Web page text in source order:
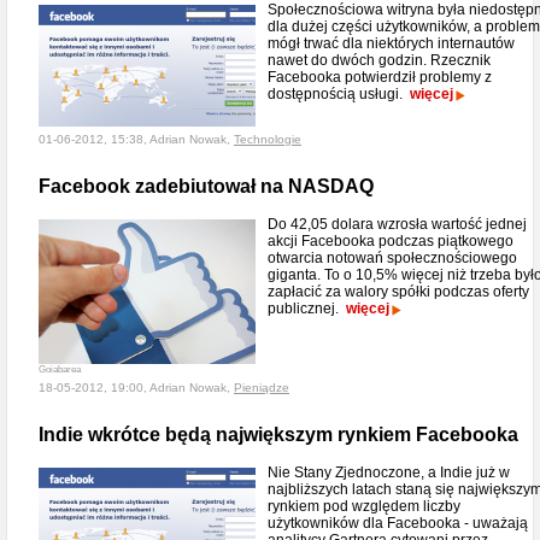
Społecznościowa witryna była
dla dużej części użytkowników, a problem
mógł trwać dla niektórych internautów
nawet do dwóch godzin. Rzecznik
Facebooka potwierdził problemy z
dostępnością usługi. więcej
01-06-2012, 15:38, Adrian Nowak, Technologie
Facebook zadebiutował na NASDAQ
Goiabarea
Do 42,05 dolara wzrosła wartość jednej
akcji Facebooka podczas piątkowego
otwarcia notowań społecznościowego
giganta. To o 10,5% więcej niż trzeba
zapłacić za walory spółki podczas oferty
publicznej. więcej
18-05-2012, 19:00, Adrian Nowak, Pieniądze
Indie wkrótce będą największym rynkiem Facebooka
Nie Stany Zjednoczone, a Indie już w
najbliższych latach staną się
rynkiem pod względem liczby
użytkowników dla Facebooka - uważają